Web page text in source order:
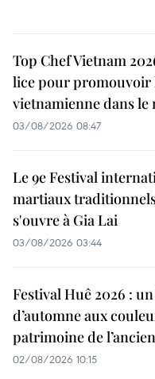
Top Chef Vietnam
lice pour promouvoir
vietnamienne dans le
03/08/2026 08:47
Le 9e Festival
martiaux
s'ouvre à Gia Lai
03/08/2026 03:44
Festival Huê 2026 :
d’automne aux
patrimoine de
02/08/2026 10:15